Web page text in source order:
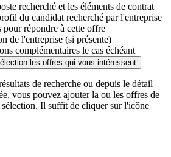
recherché et les éléments de contrat
du candidat recherché par l'entreprise
pour répondre à cette offre
de l'entreprise (si présente)
complémentaires le cas échéant
les offres qui vous intéressent
de recherche ou depuis le détail
vous pouvez ajouter la ou les offres de
Il suffit de cliquer sur l'icône